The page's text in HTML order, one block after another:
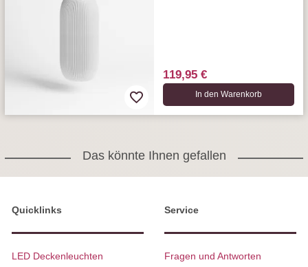
119,95 €
In den Warenkorb
Das könnte Ihnen gefallen
Quicklinks
LED Deckenleuchten
Service
Fragen und Antworten